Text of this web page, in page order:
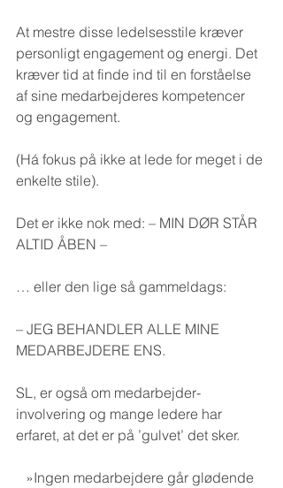
At mestre disse ledelsesstile kræver
personligt engagement og energi. Det
kræver tid at finde ind til en forståelse
af sine medarbejderes kompetencer
og engagement.
(Há fokus på ikke at lede for meget i de
enkelte stile).
Det er ikke nok med: – MIN DØR STÅR
ALTID ÅBEN –
… eller den lige så gammeldags:
– JEG BEHANDLER ALLE MINE
MEDARBEJDERE ENS.
SL, er også om medarbejder-
involvering og mange ledere har
erfaret, at det er på ’gulvet’ det sker.
»Ingen medarbejdere går glødende